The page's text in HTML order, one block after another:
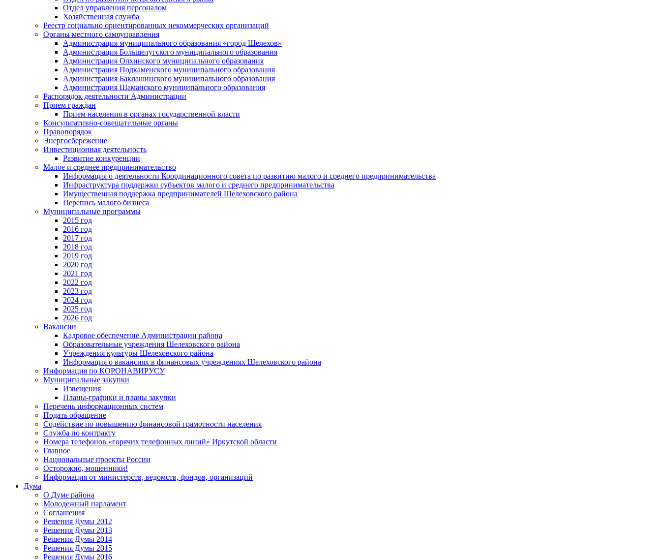
Отдел управления персоналом
Хозяйственная служба
Реестр социально ориентированных некоммерческих организаций
Органы местного самоуправления
Администрация муниципального образования «город Шелехов»
Администрация Большелугского муниципального образования
Администрация Олхинского муниципального образования
Администрация Подкаменского муниципального образования
Администрация Баклашинского муниципального образования
Администрация Шаманского муниципального образования
Распорядок деятельности Администрации
Прием граждан
Прием населения в органах государственной власти
Консультативно-совещательные органы
Правопорядок
Энергосбережение
Инвестиционная деятельность
Развитие конкуренции
Малое и среднее предпринимательство
Информация о деятельности Координационного совета по развитию малого и среднего предпринимательства
Инфраструктура поддержки субъектов малого и среднего предпринимательства
Имущественная поддержка предпринимателей Шелеховского района
Перепись малого бизнеса
Муниципальные программы
2015 год
2016 год
2017 год
2018 год
2019 год
2020 год
2021 год
2022 год
2023 год
2024 год
2025 год
2026 год
Вакансии
Кадровое обеспечение Администрации района
Образовательные учреждения Шелеховского района
Учреждения культуры Шелеховского района
Информация о вакансиях в финансовых учреждениях Шелеховского района
Информация по КОРОНАВИРУСУ
Муниципальные закупки
Извещения
Планы-графики и планы закупки
Перечень информационных систем
Подать обращение
Содействие по повышению финансовой грамотности населения
Служба по контракту
Номера телефонов «горячих телефонных линий» Иркутской области
Главное
Национальные проекты России
Осторожно, мошенники!
Информация от министерств, ведомств, фондов, организаций
Дума
О Думе района
Молодежный парламент
Соглашения
Решения Думы 2012
Решения Думы 2013
Решения Думы 2014
Решения Думы 2015
Решения Думы 2016